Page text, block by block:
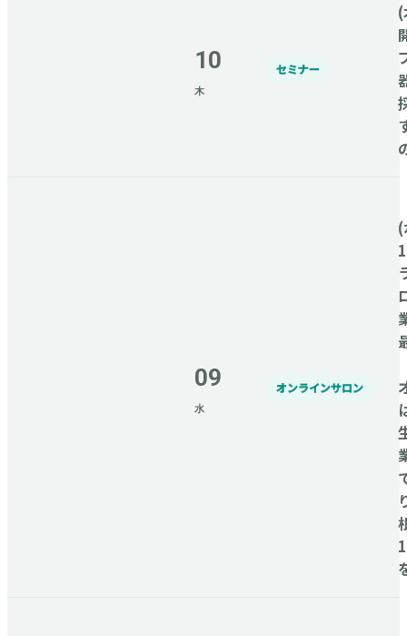
10
木
セミナー
09
水
オンラインサロン